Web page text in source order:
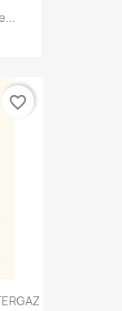
favorite_border